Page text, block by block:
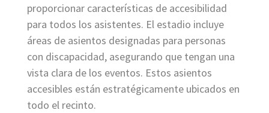
proporcionar características de accesibilidad
para todos los asistentes. El estadio incluye
áreas de asientos designadas para personas
con discapacidad, asegurando que tengan una
vista clara de los eventos. Estos asientos
accesibles están estratégicamente ubicados en
todo el recinto.